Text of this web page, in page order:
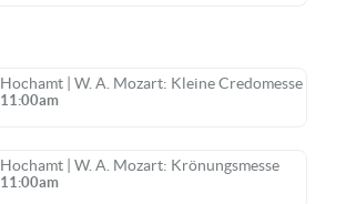
Hochamt | W. A. Mozart: Kleine Credomesse
11:00am
Hochamt | W. A. Mozart: Krönungsmesse
11:00am